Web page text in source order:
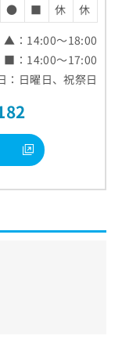
● ■ 休
休
▲：14:00～18:00
■：14:00～17:00
：日曜日、祝祭日